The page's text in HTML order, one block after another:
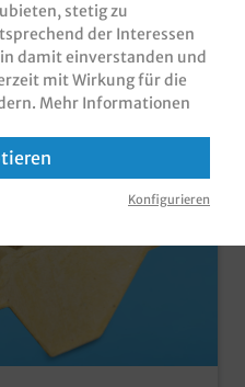
3 Tage stetig zu
der Interessen
damit einverstanden und
mit Wirkung für die
Mehr Informationen
Konfigurieren